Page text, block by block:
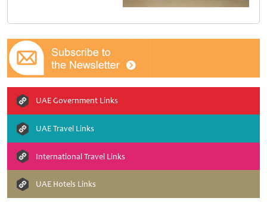
UAE Government Links
UAE Travel Links
International Travel Links
UAE Hotels Links